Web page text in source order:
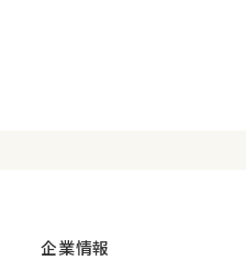
企業情報